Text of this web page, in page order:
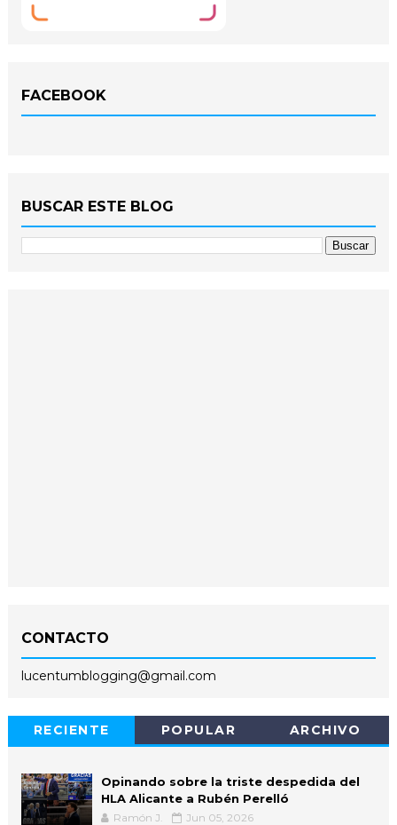
FACEBOOK
BUSCAR ESTE BLOG
CONTACTO
lucentumblogging@gmail.com
RECIENTE POPULAR ARCHIVO
Opinando sobre la triste despedida del
HLA Alicante a Rubén Perelló
Ramón J. Jun 05, 2026